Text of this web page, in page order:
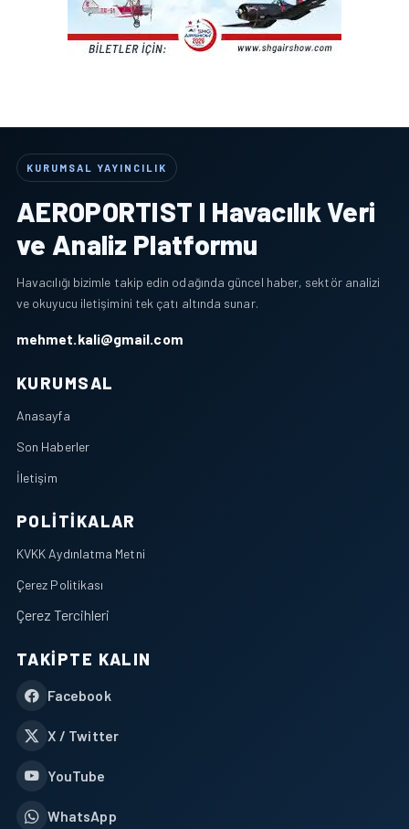
KURUMSAL YAYINCILIK
AEROPORTIST I Havacılık Veri
ve Analiz Platformu
Havacılığı bizimle takip edin odağında güncel haber, sektör analizi
ve okuyucu iletişimini tek çatı altında sunar.
mehmet.kali@gmail.com
KURUMSAL
Anasayfa
Son Haberler
İletişim
POLITIKALAR
KVKK Aydınlatma Metni
Çerez Politikası
Çerez Tercihleri
TAKIPTE KALIN
Facebook
X / Twitter
YouTube
WhatsApp